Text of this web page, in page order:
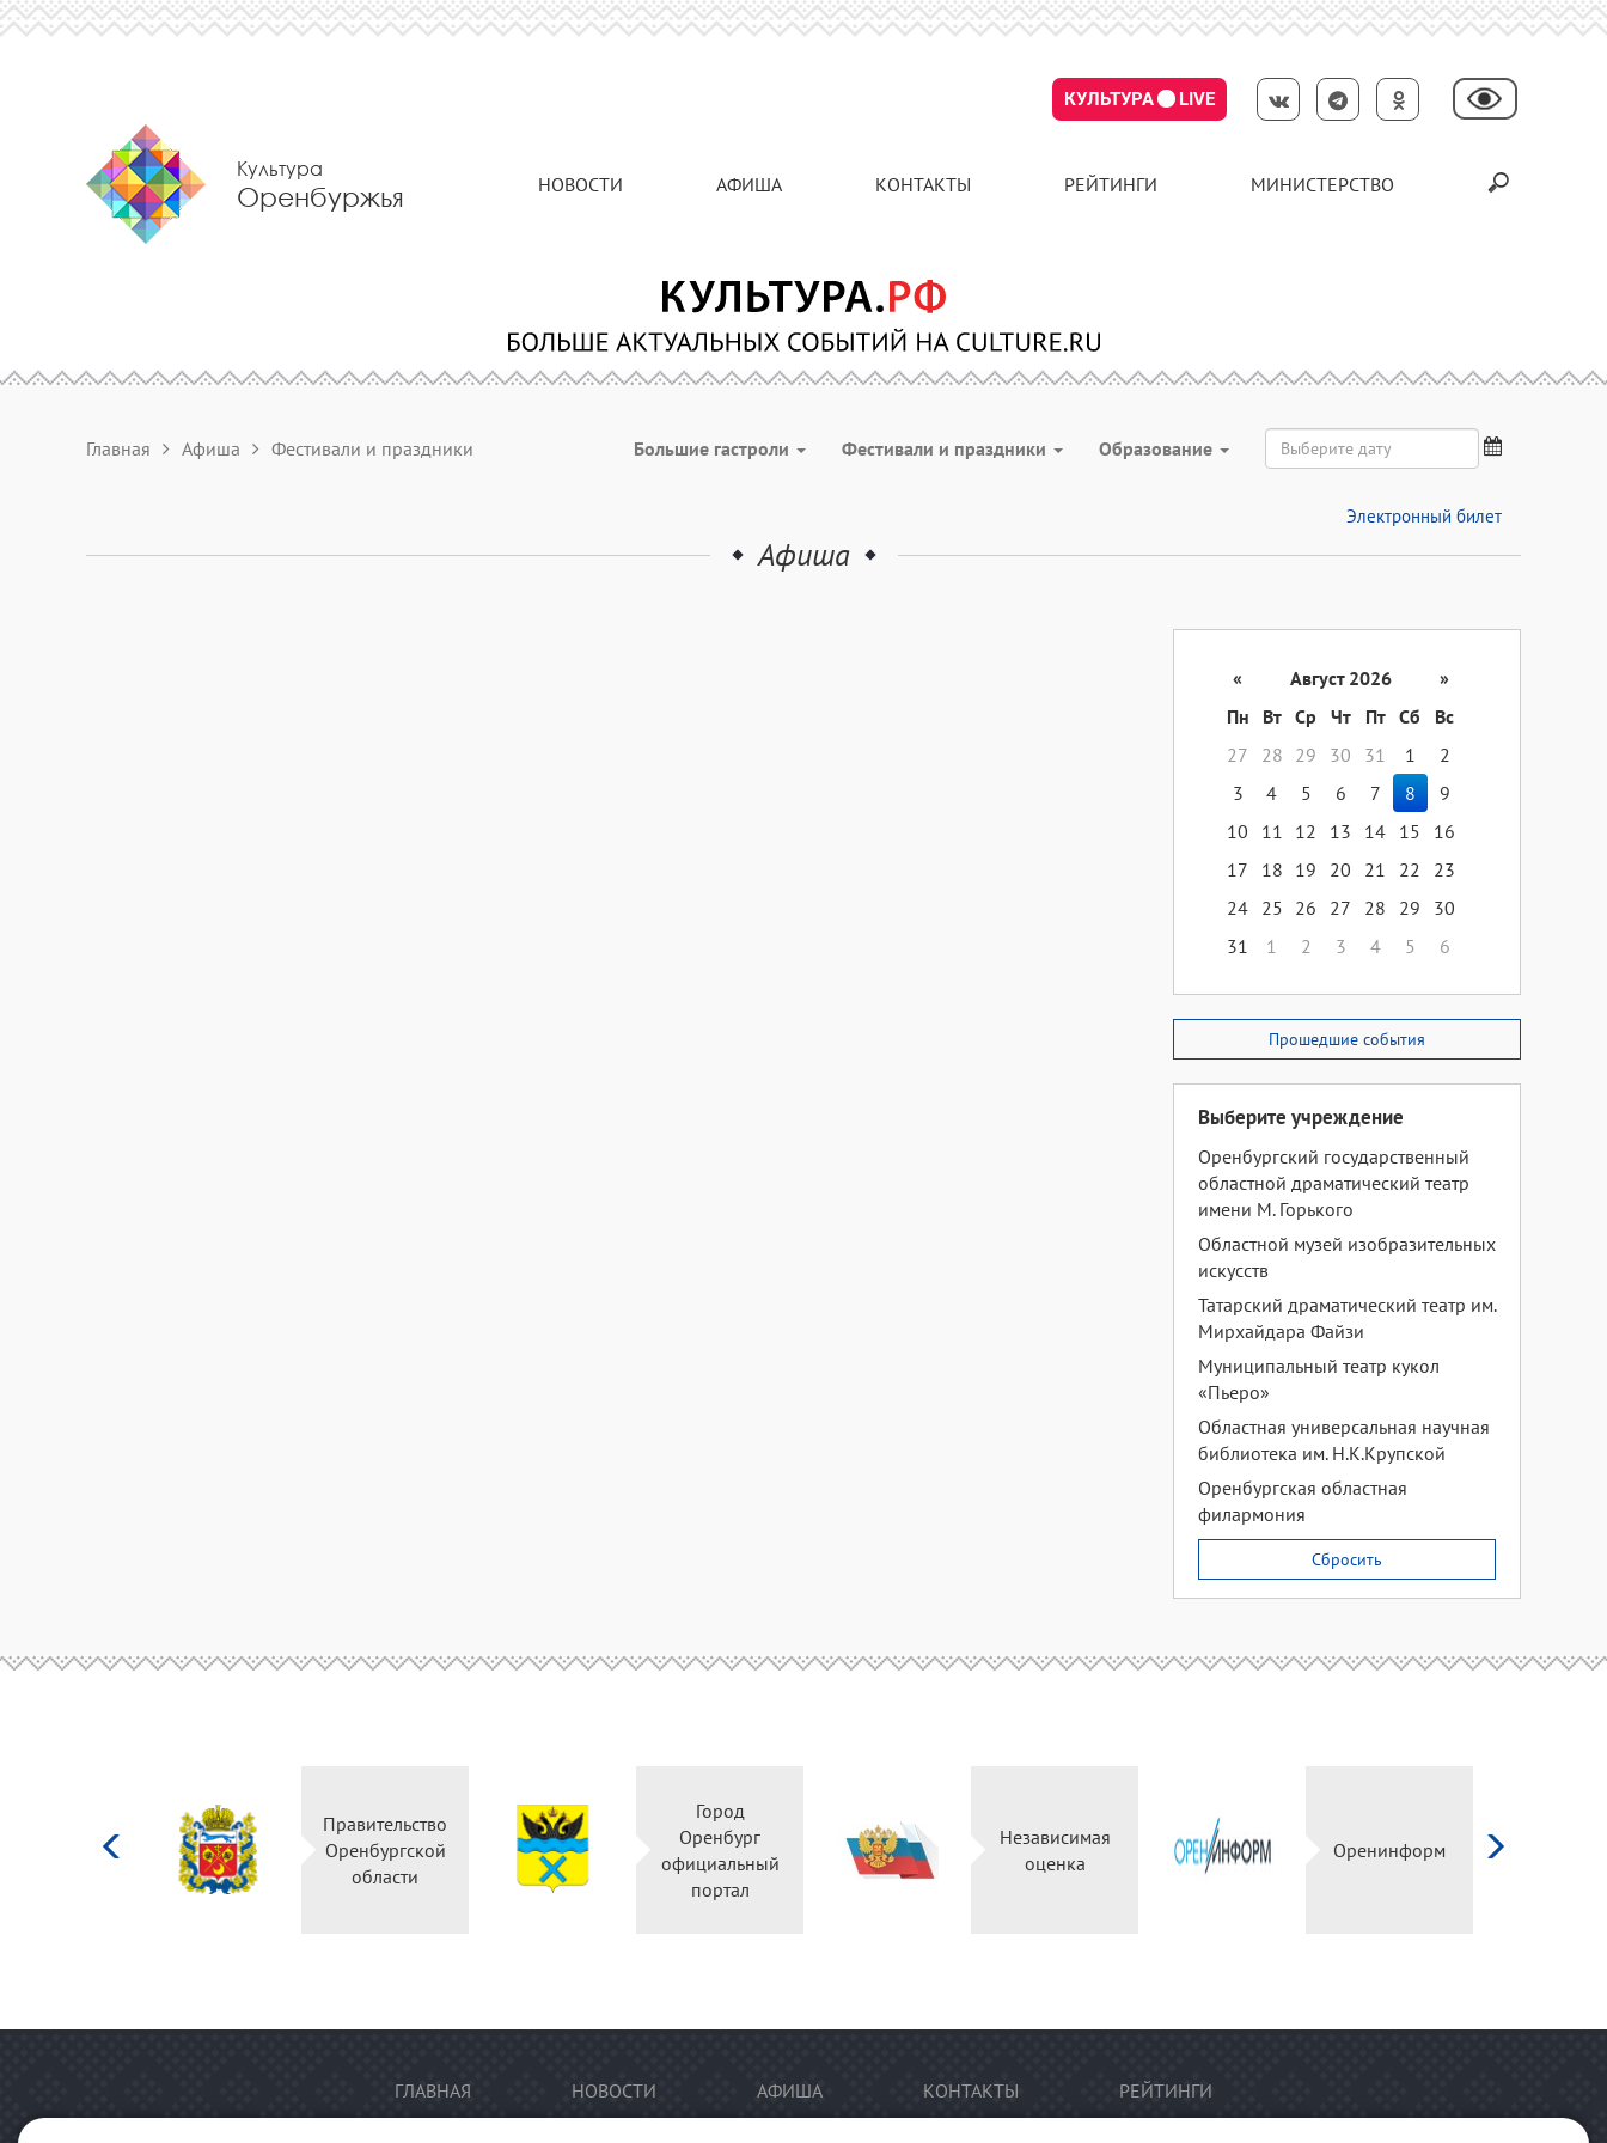
КУЛЬТУРА LIVE
Культура
Оренбуржья НОВОСТИ АФИША КОНТАКТЫ РЕЙТИНГИ МИНИСТЕРСТВО
Главная Афиша Фестивали и праздники Большие гастроли Фестивали и праздники Образование
Электронный билет
Афиша
« Август 2026
»
Пн
Вт Ср Чт Пт Сб
Вс
27
28 29 30 31 1
2
3
4 5 6 7 8
9
10
11 12 13 14 15
16
17
18 19 20 21 22
23
24 25 26 27 28 29
30
31
1 2 3 4 5 6
Прошедшие события
Выберите учреждение
Оренбургский государственный
областной драматический театр
имени М. Горького
Областной музей изобразительных
искусств
Татарский драматический театр им.
Мирхайдара Файзи
Муниципальный театр кукол
«Пьеро»
Областная универсальная научная
библиотека им. Н.К.Крупской
Оренбургская областная
филармония
Сбросить
Правительство
Оренбургской
области
Город
Оренбург
официальный
портал
Независимая
оценка
Оренинформ
ГЛАВНАЯ НОВОСТИ АФИША КОНТАКТЫ РЕЙТИНГИ